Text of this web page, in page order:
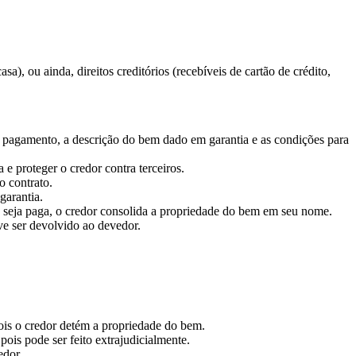
ou ainda, direitos creditórios (recebíveis de cartão de crédito,
a descrição do bem dado em garantia e as condições para
proteger o credor contra terceiros.
contrato.
paga, o credor consolida a propriedade do bem em seu nome.
ser devolvido ao devedor.
o credor detém a propriedade do bem.
pode ser feito extrajudicialmente.